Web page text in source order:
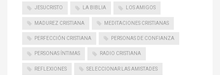
JESUCRISTO LA BIBLIA LOS AMIGOS
MADUREZ CRISTIANA MEDITACIONES CRISTIANAS
PERFECCIÓN CRISTIANA PERSONAS DE CONFIANZA
PERSONAS ÍNTIMAS RADIO CRISTIANA
REFLEXIONES SELECCIONAR LAS AMISTADES